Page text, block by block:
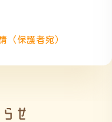
（保護者宛）
せ